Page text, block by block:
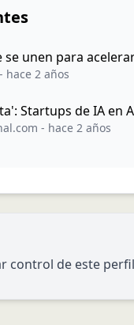
unen para
- hace 2 años
Startups de IA en
- hace 2 años
control de este